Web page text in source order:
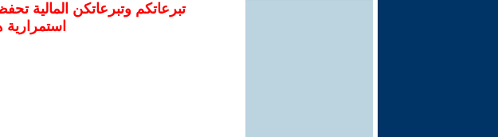
تبرعاتكم وتبرعاتكن المالية
استمرارية